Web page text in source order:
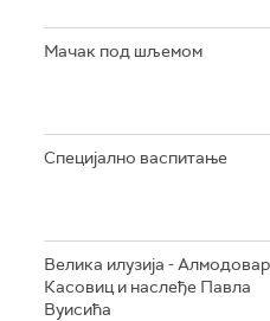
Мачак под шљемом
Специјално васпитање
Велика илузија - Алмодовар,
Касовиц и наслеђе Павла
Вуисића